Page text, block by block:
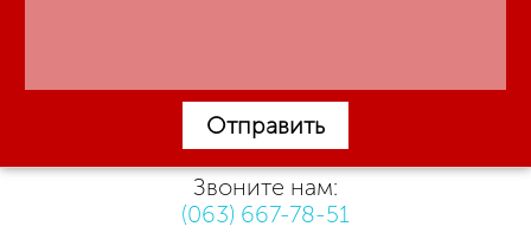
Отправить
Звоните нам:
(063) 667-78-51